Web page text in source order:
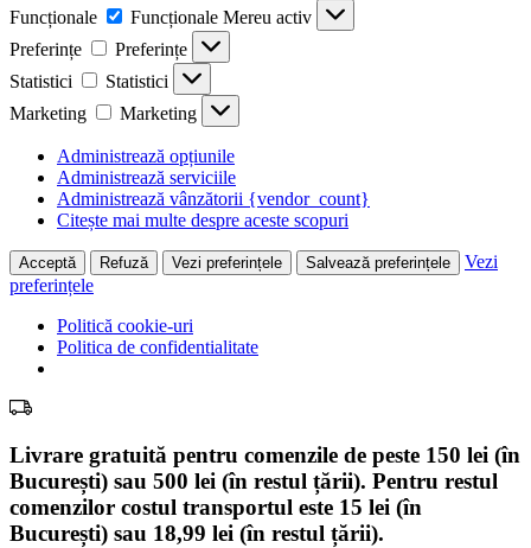
Funcționale
Funcționale Mereu activ
Preferințe
Preferințe
Statistici
Statistici
Marketing
Marketing
Administrează opțiunile
Administrează serviciile
Administrează vânzătorii {vendor_count}
Citește mai multe despre aceste scopuri
Acceptă Refuză Vezi preferințele Salvează preferințele
Vezi
preferințele
Politică cookie-uri
Politica de confidentialitate
Livrare gratuită pentru comenzile de peste 150 lei (în
București) sau 500 lei (în restul țării). Pentru restul
comenzilor costul transportul este 15 lei (în
București) sau 18,99 lei (în restul țării).